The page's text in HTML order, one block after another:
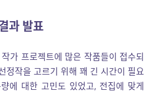
과 발표
가 프로젝트에 많은 작품들이 접수되
정작을 고르기 위해 꽤 긴 시간이 필요
에 대한 고민도 있었고, 전집에 맞게